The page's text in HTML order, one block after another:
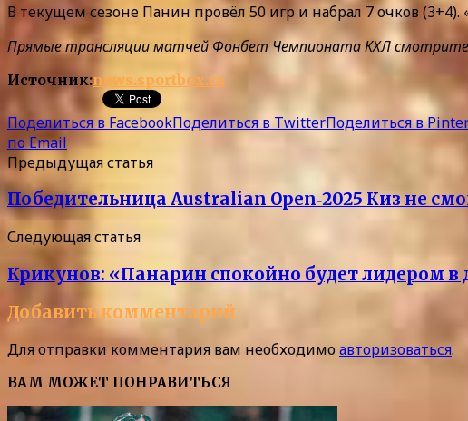
В текущем сезоне Панин провёл 50 игр и набрал 7 очков
Прямые трансляции матчей Фонбет Чемпионата КХЛ смотрите
Источник:news.sportbox.ru
Поделиться в FacebookПоделиться в TwitterПоделиться в
по Email
Предыдущая статья
Победительница Australian Open‑2025 Киз не
Следующая статья
Крикунов: «Панарин спокойно будет лидером
Добавить комментарий
Для отправки комментария вам необходимоавторизоваться.
ВАМ МОЖЕТ ПОНРАВИТЬСЯ